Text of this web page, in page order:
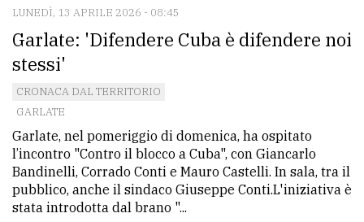
LUNEDÌ, 13 APRILE 2026 - 08:45
Garlate: 'Difendere Cuba è difendere noi
stessi'
CRONACA DAL TERRITORIO
GARLATE
Garlate, nel pomeriggio di domenica, ha ospitato
l’incontro "Contro il blocco a Cuba", con Giancarlo
Bandinelli, Corrado Conti e Mauro Castelli. In sala, tra il
pubblico, anche il sindaco Giuseppe Conti.L'iniziativa è
stata introdotta dal brano "...